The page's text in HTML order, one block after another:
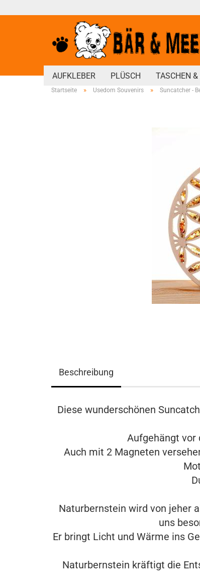
AUFKLEBER PLÜSCH TASCHEN &
Startseite » Usedom Souvenirs » Suncatcher -
Beschreibung
Diese wunderschönen
Aufgehängt vor
Auch mit 2 Magneten
Naturbernstein wird von jeher
uns
Er bringt Licht und Wärme ins
Naturbernstein kräftigt die